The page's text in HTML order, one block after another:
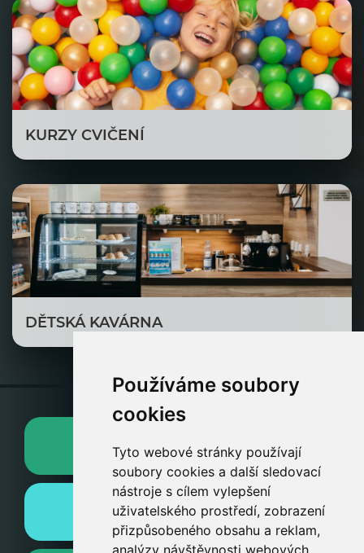
Používáme soubory
cookies
Tyto webové stránky používají
soubory cookies a další sledovací
nástroje s cílem vylepšení
uživatelského prostředí, zobrazení
přizpůsobeného obsahu a reklam,
analýzy návštěvnosti webových
KURZY CVIČENÍ
DĚTSKÁ KAVÁRNA
AKTUALITY
PŘIHLÁŠKA DO KURZŮ